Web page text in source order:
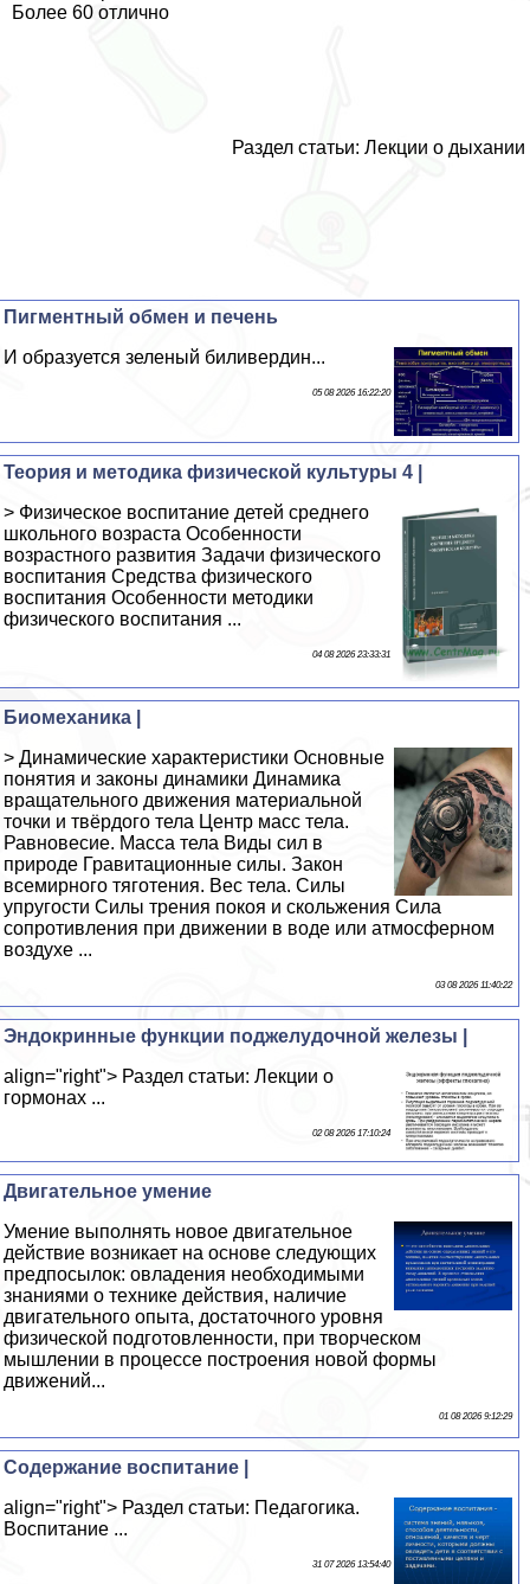
Более 60 отлично
Раздел статьи: Лекции о дыхании
Пигментный обмен и печень
И образуется зеленый биливердин...
05 08 2026 16:22:20
Теория и методика физической культуры 4 |
> Физическое воспитание детей среднего
школьного возраста Особенности
возрастного развития Задачи физического
воспитания Средства физического
воспитания Особенности методики
физического воспитания ...
04 08 2026 23:33:31
Биомеханика |
> Динамические характеристики Основные
понятия и законы динамики Динамика
вращательного движения материальной
точки и твёрдого тела Центр масс тела.
Равновесие. Масса тела Виды сил в
природе Гравитационные силы. Закон
всемирного тяготения. Вес тела. Силы
упругости Силы трения покоя и скольжения Сила
сопротивления при движении в воде или атмосферном
воздухе ...
03 08 2026 11:40:22
Эндокринные функции поджелудочной железы |
align="right"> Раздел статьи: Лекции о
гормонах ...
02 08 2026 17:10:24
Двигательное умение
Умение выполнять новое двигательное
действие возникает на основе следующих
предпосылок: овладения необходимыми
знаниями о технике действия, наличие
двигательного опыта, достаточного уровня
физической подготовленности, при творческом
мышлении в процессе построения новой формы
движений...
01 08 2026 9:12:29
Содержание воспитание |
align="right"> Раздел статьи: Педагогика.
Воспитание ...
31 07 2026 13:54:40